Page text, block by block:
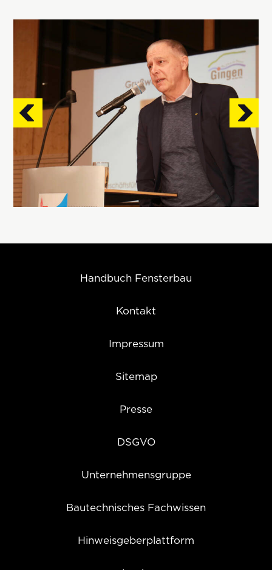
Handbuch Fensterbau
Kontakt
Impressum
Sitemap
Presse
DSGVO
Unternehmensgruppe
Bautechnisches Fachwissen
Hinweisgeberplattform